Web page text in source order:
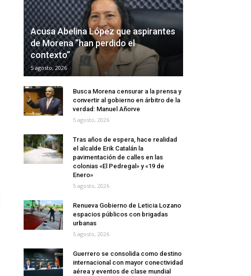
Acusa Abelina López que aspirantes
de Morena ”han perdido el
contexto”
5 agosto, 2026
Busca Morena censurar a la prensa y
convertir al gobierno en árbitro de la
verdad: Manuel Añorve
5 agosto, 2026
Tras años de espera, hace realidad
el alcalde Erik Catalán la
pavimentación de calles en las
colonias «El Pedregal» y «19 de
Enero»
5 agosto, 2026
Renueva Gobierno de Leticia Lozano
espacios públicos con brigadas
urbanas
5 agosto, 2026
Guerrero se consolida como destino
internacional con mayor conectividad
aérea y eventos de clase mundial